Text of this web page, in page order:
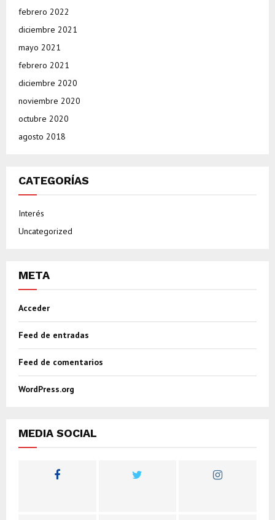
febrero 2022
diciembre 2021
mayo 2021
febrero 2021
diciembre 2020
noviembre 2020
octubre 2020
agosto 2018
CATEGORÍAS
Interés
Uncategorized
META
Acceder
Feed de entradas
Feed de comentarios
WordPress.org
MEDIA SOCIAL